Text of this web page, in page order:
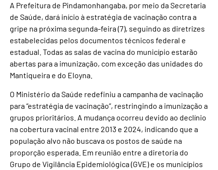
A Prefeitura de Pindamonhangaba, por meio da Secretaria
de Saúde, dará início à estratégia de vacinação contra a
gripe na próxima segunda-feira (7), seguindo as diretrizes
estabelecidas pelos documentos técnicos federal e
estadual. Todas as salas de vacina do município estarão
abertas para a imunização, com exceção das unidades do
Mantiqueira e do Eloyna.
O Ministério da Saúde redefiniu a campanha de vacinação
para “estratégia de vacinação”, restringindo a imunização a
grupos prioritários. A mudança ocorreu devido ao declínio
na cobertura vacinal entre 2013 e 2024, indicando que a
população alvo não buscava os postos de saúde na
proporção esperada. Em reunião entre a diretoria do
Grupo de Vigilância Epidemiológica (GVE) e os municípios